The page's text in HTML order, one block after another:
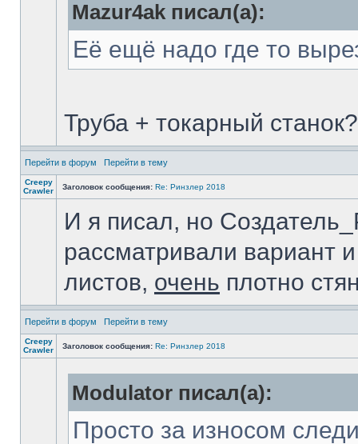
Mazur4ak писал(а):
Её ещё надо где то
Труба + токарный станок?
Перейти в форум Перейти в тему
Creepy
Crawler
Заголовок сообщения: Re: Ринзлер 2018
И я писал, но
рассматривали вариант
листов, очень плотно
Перейти в форум Перейти в тему
Creepy
Crawler
Заголовок сообщения: Re: Ринзлер 2018
Modulator писал(а):
Просто за износом